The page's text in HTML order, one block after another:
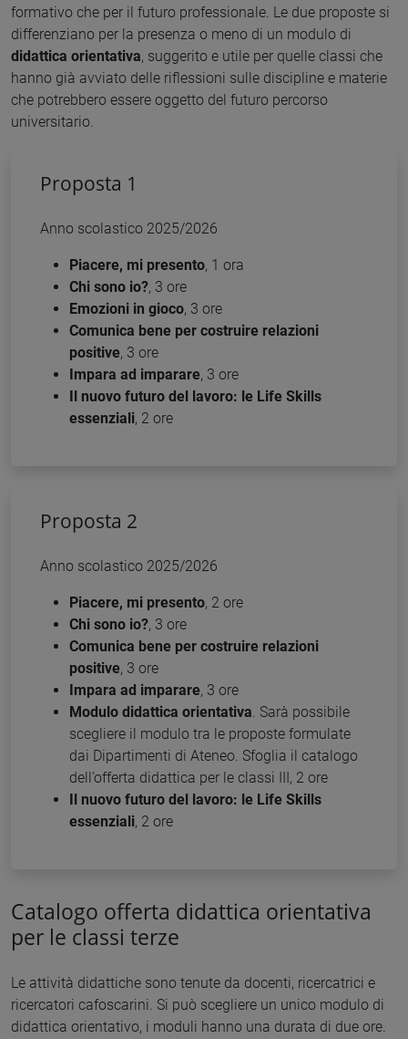
formativo che per il futuro professionale. Le due proposte si
differenziano per la presenza o meno di un modulo di
didattica orientativa, suggerito e utile per quelle classi che
hanno già avviato delle riflessioni sulle discipline e materie
che potrebbero essere oggetto del futuro percorso
universitario.
Proposta 1
Anno scolastico 2025/2026
Piacere, mi presento, 1 ora
Chi sono io?, 3 ore
Emozioni in gioco, 3 ore
Comunica bene per costruire relazioni
positive, 3 ore
Impara ad imparare, 3 ore
Il nuovo futuro del lavoro: le Life Skills
essenziali, 2 ore
Proposta 2
Anno scolastico 2025/2026
Piacere, mi presento, 2 ore
Chi sono io?, 3 ore
Comunica bene per costruire relazioni
positive, 3 ore
Impara ad imparare, 3 ore
Modulo didattica orientativa . Sarà possibile
scegliere il modulo tra le proposte formulate
dai Dipartimenti di Ateneo. Sfoglia il catalogo
dell’offerta didattica per le classi III, 2 ore
Il nuovo futuro del lavoro: le Life Skills
essenziali, 2 ore
Catalogo offerta didattica orientativa
per le classi terze
Le attività didattiche sono tenute da docenti, ricercatrici e
ricercatori cafoscarini. Si può scegliere un unico modulo di
didattica orientativo, i moduli hanno una durata di due ore.